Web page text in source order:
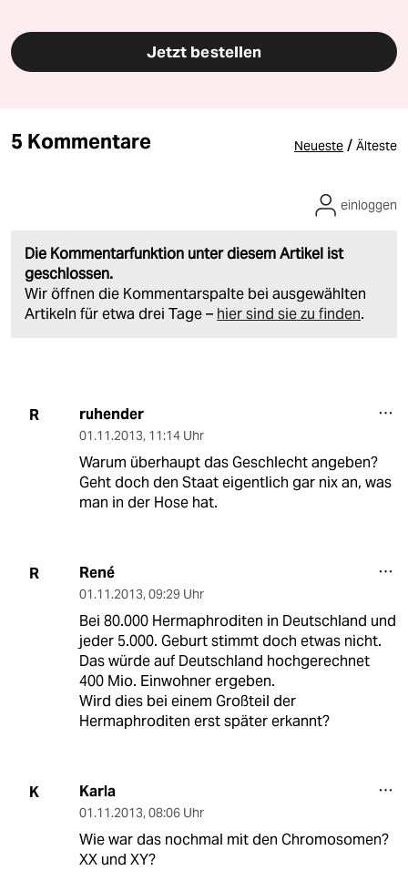
Jetzt bestellen
5 Kommentare Neueste / Älteste
Die Kommentarfunktion unter diesem Artikel ist
geschlossen.
Wir öffnen die Kommentarspalte bei ausgewählten
Artikeln für etwa drei Tage – hier sind sie zu finden.
einloggen
R ruhender
01.11.2013, 11:14 Uhr
Warum überhaupt das Geschlecht angeben?
Geht doch den Staat eigentlich gar nix an, was
man in der Hose hat.
R René
01.11.2013, 09:29 Uhr
Bei 80.000 Hermaphroditen in Deutschland und
jeder 5.000. Geburt stimmt doch etwas nicht.
Das würde auf Deutschland hochgerechnet
400 Mio. Einwohner ergeben.
Wird dies bei einem Großteil der
Hermaphroditen erst später erkannt?
K Karla
01.11.2013, 08:06 Uhr
Wie war das nochmal mit den Chromosomen?
XX und XY?